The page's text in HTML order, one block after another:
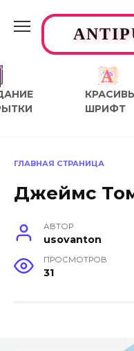
содержанию
ШРИФТ
ГЛАВНАЯ СТРАНИЦА
Джеймс
АВТОР
usovanton
ПРОСМОТРОВ
31